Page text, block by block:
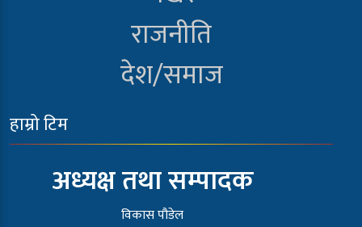
राजनीति
देश/समाज
हाम्रो टिम
अध्यक्ष तथा सम्पादक
विकास पौडेल